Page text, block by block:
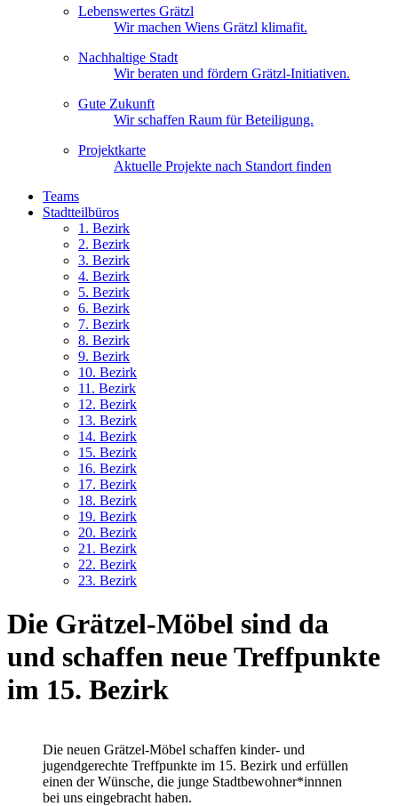
Lebenswertes Grätzl
Wir machen Wiens Grätzl klimafit.
Nachhaltige Stadt
Wir beraten und fördern Grätzl-Initiativen.
Gute Zukunft
Wir schaffen Raum für Beteiligung.
Projektkarte
Aktuelle Projekte nach Standort finden
Teams
Stadtteilbüros
1. Bezirk
2. Bezirk
3. Bezirk
4. Bezirk
5. Bezirk
6. Bezirk
7. Bezirk
8. Bezirk
9. Bezirk
10. Bezirk
11. Bezirk
12. Bezirk
13. Bezirk
14. Bezirk
15. Bezirk
16. Bezirk
17. Bezirk
18. Bezirk
19. Bezirk
20. Bezirk
21. Bezirk
22. Bezirk
23. Bezirk
Die Grätzel-Möbel sind da
und schaffen neue Treffpunkte
im 15. Bezirk
Die neuen Grätzel-Möbel schaffen kinder- und
jugendgerechte Treffpunkte im 15. Bezirk und erfüllen
einen der Wünsche, die junge Stadtbewohner*innnen
bei uns eingebracht haben.